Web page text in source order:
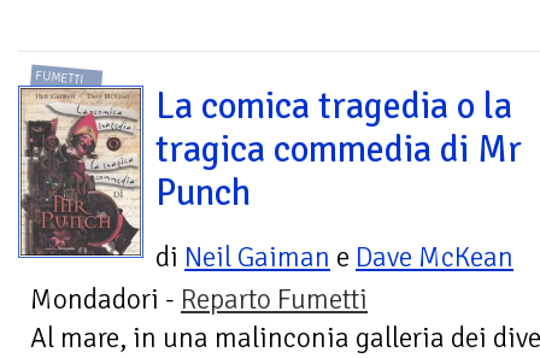
FUMETTI
La comica tragedia o la
tragica commedia di Mr
Punch
di Neil Gaiman e Dave McKean
Mondadori - Reparto Fumetti
Al mare, in una malinconia galleria dei